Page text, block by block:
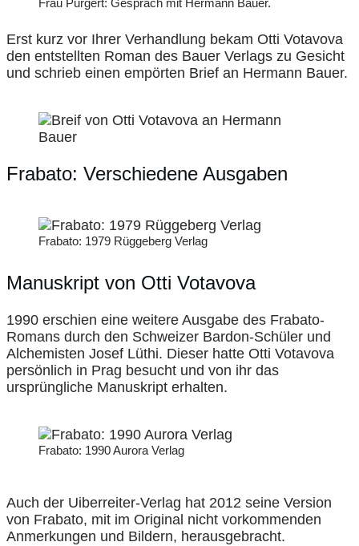
Erst kurz vor Ihrer Verhandlung bekam Otti Votavova
den entstellten Roman des Bauer Verlags zu Gesicht
und schrieb einen empörten Brief an Hermann Bauer.
Frabato: Verschiedene Ausgaben
Frabato: 1979 Rüggeberg Verlag
Manuskript von Otti Votavova
1990 erschien eine weitere Ausgabe des Frabato-
Romans durch den Schweizer Bardon-Schüler und
Alchemisten Josef Lüthi. Dieser hatte Otti Votavova
persönlich in Prag besucht und von ihr das
ursprüngliche Manuskript erhalten.
Frabato: 1990 Aurora Verlag
Auch der Uiberreiter-Verlag hat 2012 seine Version
von Frabato, mit im Original nicht vorkommenden
Anmerkungen und Bildern, herausgebracht.